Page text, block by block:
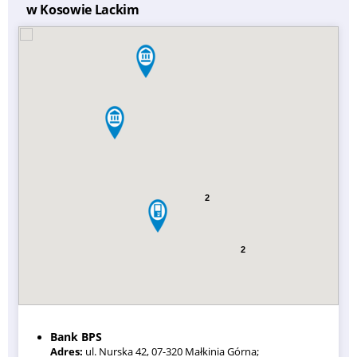
w Kosowie Lackim
Bank BPS
Adres: ul. Nurska 42, 07-320 Małkinia Górna;
2
2